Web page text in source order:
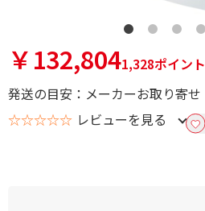
￥132,8041,328ポイント
発送の目安：メーカーお取り寄せ
☆☆☆☆☆ レビューを見る